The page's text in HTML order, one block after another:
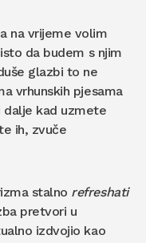
na vrijeme volim
da budem s njim
glazbi to ne
vrhunskih pjesama
dalje kad uzmete
ih, zvuče
stalno refreshati
pretvori u
izdvojio kao